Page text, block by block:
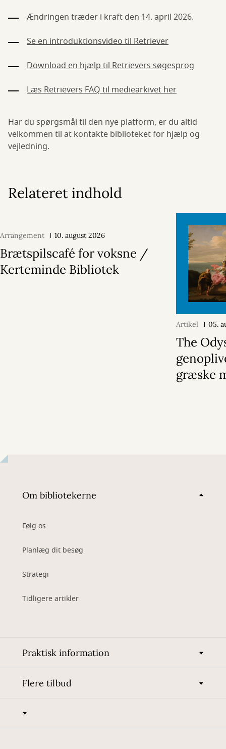
Ændringen træder i kraft den 14. april 2026.
Se en introduktionsvideo til Retriever
Download en hjælp til Retrievers søgesprog
Læs Retrievers FAQ til mediearkivet her
Har du spørgsmål til den nye platform, er du altid
velkommen til at kontakte biblioteket for hjælp og
vejledning.
Relateret indhold
Arrangement 10. august 2026
Brætspilscafé for voksne /
Kerteminde Bibliotek
Artikel 05.
The
græske
Om bibliotekerne
Følg os
Planlæg dit besøg
Strategi
Tidligere artikler
Praktisk information
Flere tilbud